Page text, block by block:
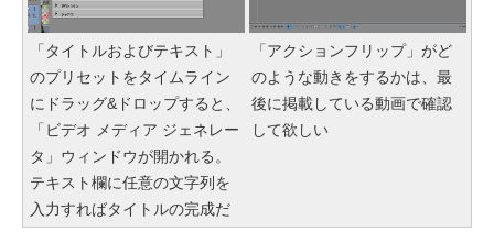
「タイトルおよびテキスト」
のプリセットをタイムライン
にドラッグ&ドロップすると、
「ビデオ メディア ジェネレー
タ」ウィンドウが開かれる。
テキスト欄に任意の文字列を
入力すればタイトルの完成だ
「アクションフリップ」がど
のような動きをするかは、最
後に掲載している動画で確認
して欲しい